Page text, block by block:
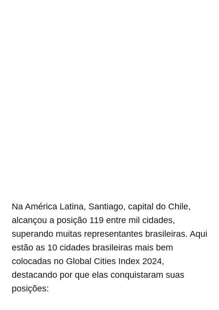
Na América Latina, Santiago, capital do Chile,
alcançou a posição 119 entre mil cidades,
superando muitas representantes brasileiras. Aqui
estão as 10 cidades brasileiras mais bem
colocadas no Global Cities Index 2024,
destacando por que elas conquistaram suas
posições: